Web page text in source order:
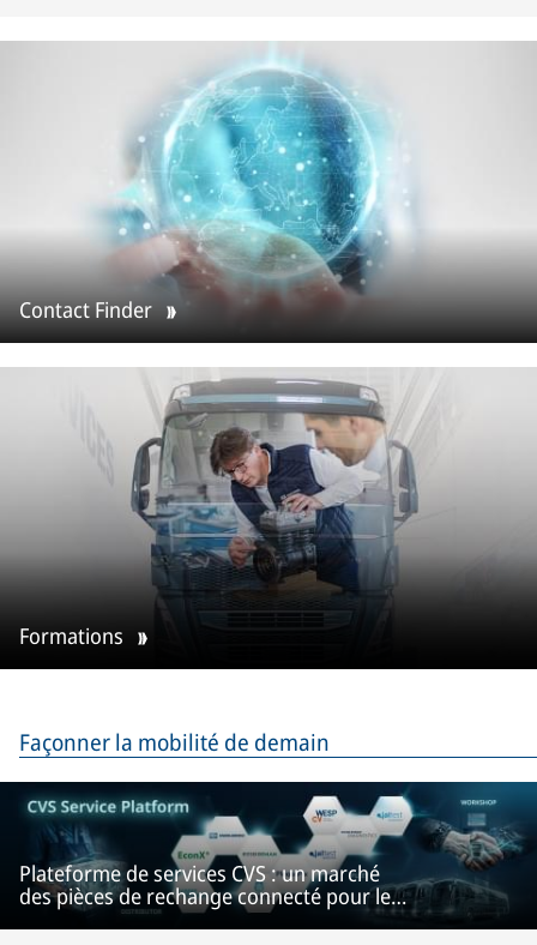
Contact Finder
Formations
Façonner la mobilité de demain
Plateforme de services CVS : un marché
des pièces de rechange connecté pour les
véhicules utilitaires